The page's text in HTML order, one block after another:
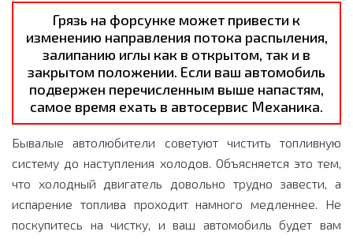
Грязь на форсунке может привести к
изменению направления потока распыления,
залипанию иглы как в открытом, так и в
закрытом положении. Если ваш автомобиль
подвержен перечисленным выше напастям,
самое время ехать в автосервис Механика.
Бывалые автолюбители советуют чистить топливную
систему до наступления холодов. Объясняется это тем,
что холодный двигатель довольно трудно завести, а
испарение топлива проходит намного медленнее. Не
поскупитесь на чистку, и ваш автомобиль будет вам